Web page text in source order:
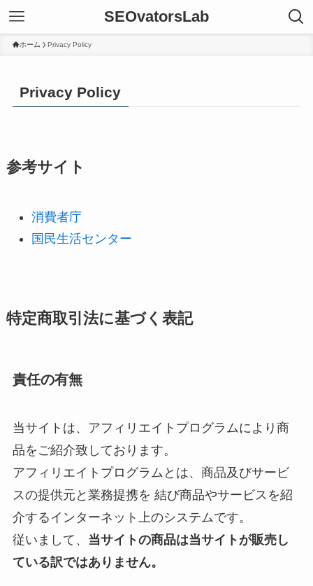
SEOvatorsLab
ホーム Privacy Policy
Privacy Policy
参考サイト
消費者庁
国民生活センター
特定商取引法に基づく表記
責任の有無
当サイトは、アフィリエイトプログラムにより商
品をご紹介致しております。
アフィリエイトプログラムとは、商品及びサービ
スの提供元と業務提携を 結び商品やサービスを紹
介するインターネット上のシステムです。
従いまして、 当サイトの商品は当サイトが販売し
ている訳ではありません。